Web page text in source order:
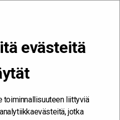
evästeitä
toiminnallisuuteen liittyviä
jotka
-